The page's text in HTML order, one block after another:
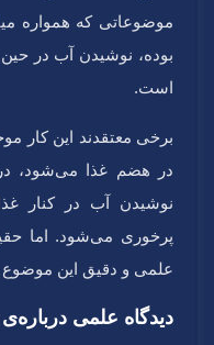
موضوعاتی که همواره
بوده، نوشیدن آب در
است.
برخی معتقدند این کار
در هضم غذا می‌شود، در
نوشیدن آب در کنار
پرخوری می‌شود. اما
علمی و دقیق این موضوع
دیدگاه علمی